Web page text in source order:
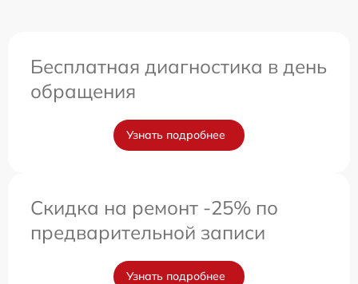
Бесплатная диагностика в день
обращения
Узнать подробнее
Скидка на ремонт -25% по
предварительной записи
Узнать подробнее